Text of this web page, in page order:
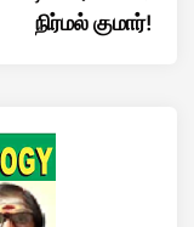
நிர்மல் குமார்!